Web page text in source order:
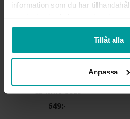
information som du har
Tillåt alla
Anpassa
ALBREKTS GULD
649:-